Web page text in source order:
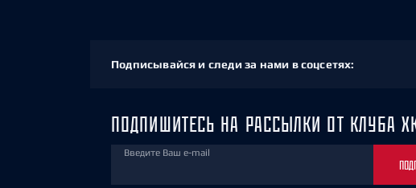
Подписывайся и следи за нами в соцсетях:
ПОДПИШИТЕСЬ НА РАССЫЛКИ ОТ КЛУБА
Введите Ваш e-mail